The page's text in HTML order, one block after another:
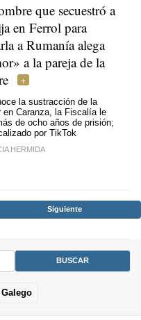
que secuestró a
en Ferrol para
a Rumanía alega
a la pareja de la
la sustracción de la
en Caranza, la Fiscalía le
de ocho años de prisión;
por TikTok
HERMIDA
Siguiente
Galego